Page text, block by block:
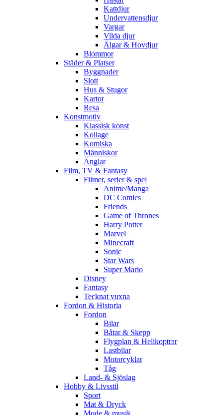
Kattdjur
Undervattensdjur
Vargar
Vilda djur
Älgar & Hovdjur
Blommor
Städer & Platser
Byggnader
Slott
Hus & Stugor
Kartor
Resa
Konstmotiv
Klassisk konst
Kollage
Komiska
Människor
Änglar
Film, TV & Fantasy
Filmer, serier & spel
Anime/Manga
DC Comics
Friends
Game of Thrones
Harry Potter
Marvel
Minecraft
Sonic
Star Wars
Super Mario
Disney
Fantasy
Tecknat vuxna
Fordon & Historia
Fordon
Bilar
Båtar & Skepp
Flygplan & Helikoptrar
Lastbilar
Motorcyklar
Tåg
Land- & Sjöslag
Hobby & Livsstil
Sport
Mat & Dryck